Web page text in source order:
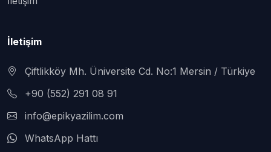
İletişim
Çiftlikköy Mh. Üniversite Cd. No:1 Mersin / Türkiye
+90 (552) 291 08 91
info@epikyazilim.com
WhatsApp Hattı